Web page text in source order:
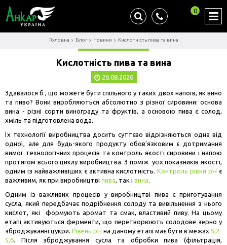
0
Головна Блог Новини Кислотність пива та вина
Кислотність пива та вина
26.08.2020
Здавалося б , що можете бути спільного у таких двох напоїв, як вино
та пиво? Вони виробляються абсолютно з різної сировини: основа
вина - різні сорти винограду та фруктів, а основою пива є солод,
хміль та підготовлена вода.
Їх технології виробництва досить суттєво відрізняються одна від
одної, але для будь-якого продукту обов'язковим є дотримання
вимог технологічних процесів та контроль якості сировини і напою
протягом всього циклу виробництва. З поміж усіх показників якості,
одним із найважливіших є активна кислотність.Контроль рівня рН є
важливим, як при виробництві пива, так і вина.
Одним із важливих процесів у виробництві пива є приготування
сусла, який передбачає подрібнення солоду та вивільнення з нього
кислот, які формують аромат та смак, властивий пиву. На цьому
етапі активуються ферменти, що перетворюють солодове зерно у
зброджуванні цукри.Рівень рН на даному етапі має бути в межах5,2-
5,6. Після зброджування сусла та обробки пива (фільтрація,